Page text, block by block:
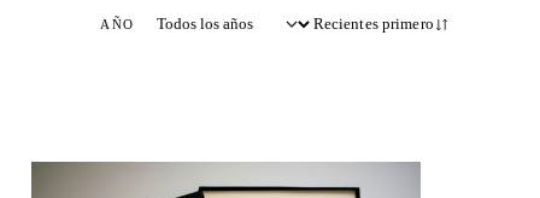
AÑO Recientes primero